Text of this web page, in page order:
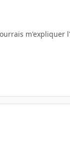
m'expliquer